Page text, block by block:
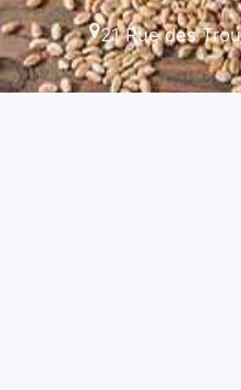
21 Rue des